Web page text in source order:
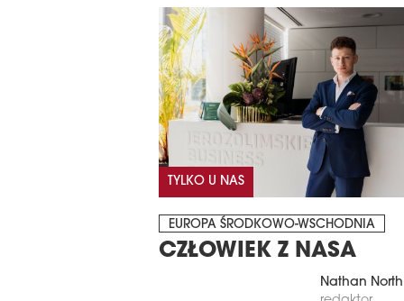
TYLKO U NAS
EUROPA ŚRODKOWO-WSCHODNIA
CZŁOWIEK Z NASA
Nathan North